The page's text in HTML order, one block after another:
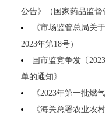
公告》（国家药品监督
《市场监管总局关
2023年第18号）
国市监竞争发〔
单的通知》
《2023年第一批燃
《海关总署农业农